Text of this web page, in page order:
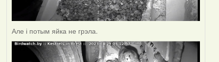
Але і потым яйка не грэла.